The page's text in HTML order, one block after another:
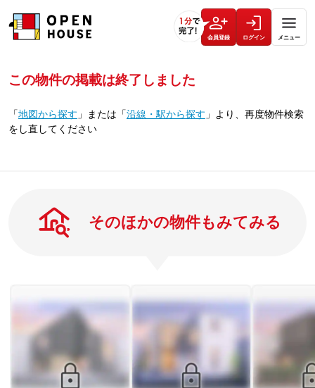
会員登録 ログイン メニュー
この物件の掲載は終了しました
「地図から探す 」 または 「沿線・駅から探す 」 より、再度物件検索
をし直してください
そのほかの物件もみてみる